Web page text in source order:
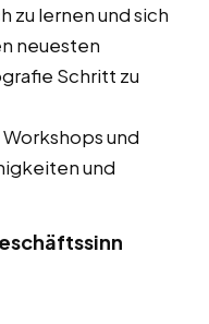
zu lernen und sich
neuesten
Schritt zu
und
und